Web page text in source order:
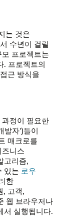
는 것은
수년이 걸릴
프로젝트는
. 프로젝트의
근 방식을
정이 필요한
발자')들이
매크로를
니스
고리즘,
있는 로우
한
, 고객,
웹 브라우저나
서 실행됩니다.